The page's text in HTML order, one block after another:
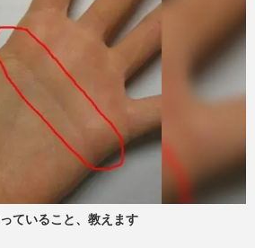
ていること、教えます